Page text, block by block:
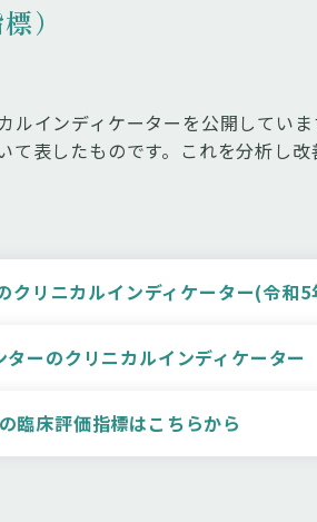
）
インディケーターを公開してい
表したものです。これを分析し
クリニカルインディケーター(令和5
ーのクリニカルインディケーター
臨床評価指標はこちらから